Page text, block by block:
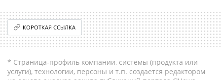
КОРОТКАЯ ССЫЛКА
* Страница-профиль компании, системы (продукта или
услуги), технологии, персоны и т.п. создается редактором